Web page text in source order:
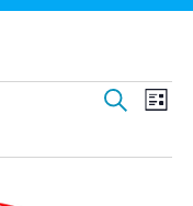
V
e
Suche
V
e
Liste